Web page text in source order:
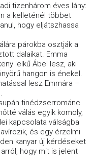
tizenhárom éves lány:
a kelleténél többet
hogy eljátszhassa
párokba osztják a
dalaikat. Emma
lelkű Ábel lesz, aki
hangon is énekel.
lesz Emmára –
tinédzserrománc
válás egyik komoly,
kapcsolata válságba
és egy érzelmi
kanyar új kérdéseket
hogy mit is jelent